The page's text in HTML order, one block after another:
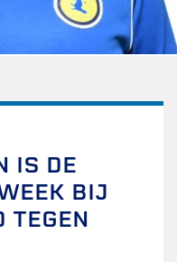
IS DE
BIJ
TEGEN